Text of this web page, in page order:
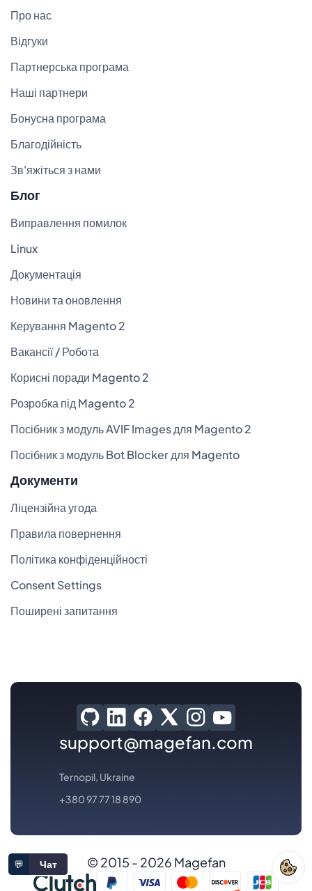
Про нас
Відгуки
Партнерська програма
Наші партнери
Бонусна програма
Благодійність
Зв'яжіться з нами
Блог
Виправлення помилок
Linux
Документація
Новини та оновлення
Керування Magento 2
Вакансії / Робота
Корисні поради Magento 2
Розробка під Magento 2
Посібник з модуль AVIF Images для Magento 2
Посібник з модуль Bot Blocker для Magento
Документи
Ліцензійна угода
Правила повернення
Політика конфіденційності
Consent Settings
Поширені запитання
support@magefan.com
Ternopil, Ukraine
+380 97 77 18 890
© 2015 - 2026 Magefan
💬 Чат